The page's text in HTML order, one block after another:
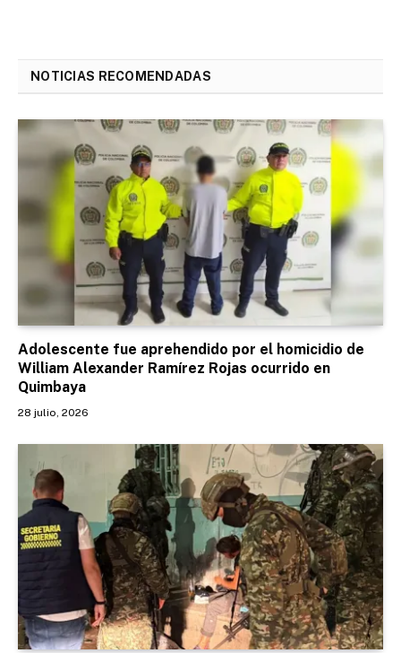
NOTICIAS RECOMENDADAS
Adolescente fue aprehendido por el homicidio de
William Alexander Ramírez Rojas ocurrido en
Quimbaya
28 julio, 2026